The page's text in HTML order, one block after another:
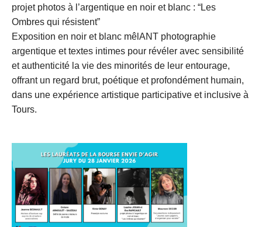
projet photos à l’argentique en noir et blanc : “Les
Ombres qui résistent”
Exposition en noir et blanc mêlANT photographie
argentique et textes intimes pour révéler avec sensibilité
et authenticité la vie des minorités de leur entourage,
offrant un regard brut, poétique et profondément humain,
dans une expérience artistique participative et inclusive à
Tours.